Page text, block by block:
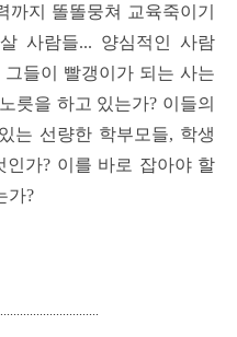
지 똘똘뭉쳐 교육죽이기
사람들... 양심적인 사람
들이 빨갱이가 되는 사는
릇을 하고 있는가? 이들의
는 선량한 학부모들, 학생
가? 이를 바로 잡아야 할
가?